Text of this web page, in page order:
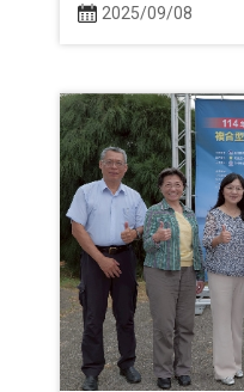
2025/09/08